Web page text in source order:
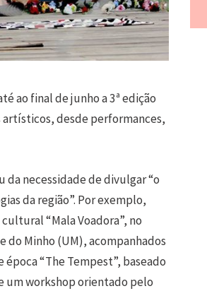
ao final de junho a 3ª edição
artísticos, desde performances,
necessidade de divulgar “o
da região”. Por exemplo,
“Mala Voadora”, no
do Minho (UM), acompanhados
“The Tempest”, baseado
um workshop orientado pelo